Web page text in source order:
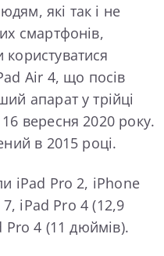
які так і не
смартфонів,
Air 4, що посів
апарат у трійці
вересня 2020 року.
в 2015 році.
iPad Pro 2, iPhone
iPad Pro 4 (12,9
4 (11 дюймів).